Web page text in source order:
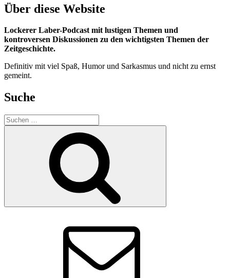
Über diese Website
Lockerer Laber-Podcast mit lustigen Themen und
kontroversen Diskussionen zu den wichtigsten Themen der
Zeitgeschichte.
Definitiv mit viel Spaß, Humor und Sarkasmus und nicht zu ernst
gemeint.
Suche
Suchen
nach: